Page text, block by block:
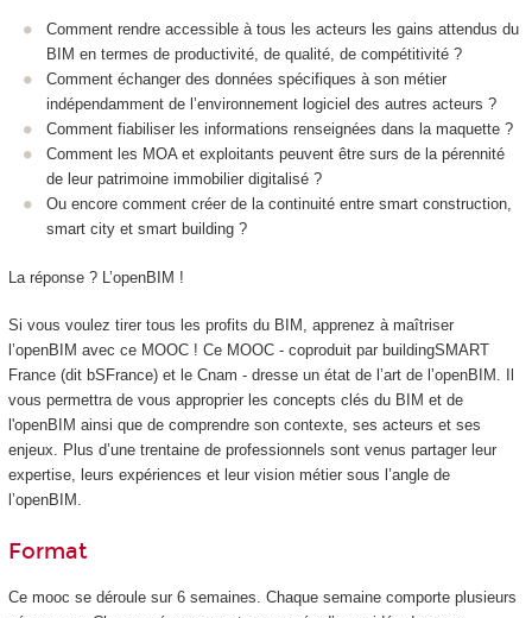
Comment rendre accessible à tous les acteurs les gains attendus du
BIM en termes de productivité, de qualité, de compétitivité ?
Comment échanger des données spécifiques à son métier
indépendamment de l’environnement logiciel des autres acteurs ?
Comment fiabiliser les informations renseignées dans la maquette ?
Comment les MOA et exploitants peuvent être surs de la pérennité
de leur patrimoine immobilier digitalisé ?
Ou encore comment créer de la continuité entre smart construction,
smart city et smart building ?
La réponse ? L’openBIM !
Si vous voulez tirer tous les profits du BIM, apprenez à maîtriser
l’openBIM avec ce MOOC! Ce MOOC- coproduit par buildingSMART
France (dit bSFrance) et le Cnam - dresse un état de l’art de l’openBIM. Il
vous permettra de vous approprier les concepts clés du BIM et de
l'openBIM ainsi que de comprendre son contexte, ses acteurs et ses
enjeux. Plus d’une trentaine de professionnels sont venus partager leur
expertise, leurs expériences et leur vision métier sous l’angle de
l’openBIM.
Format
Ce mooc se déroule sur 6 semaines. Chaque semaine comporte plusieurs